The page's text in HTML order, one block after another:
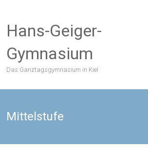
springen
Hans-Geiger-
Gymnasium
Das Ganztagsgymnasium in Kiel
Mittelstufe